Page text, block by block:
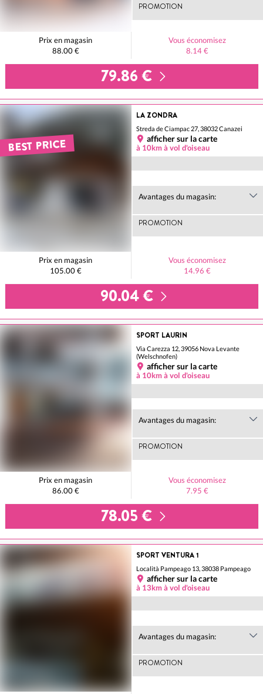
PROMOTION
Prix en magasin
88.00 €
Vous économisez
8.14 €
79.86 €
BEST PRICE
LA ZONDRA
Streda de Ciampac 27, 38032 Canazei
afficher sur la carte
à 10km à vol d'oiseau
Avantages du magasin:
PROMOTION
Prix en magasin
105.00 €
Vous économisez
14.96 €
90.04 €
SPORT LAURIN
Via Carezza 12, 39056 Nova Levante
(Welschnofen)
afficher sur la carte
à 10km à vol d'oiseau
Avantages du magasin:
PROMOTION
Prix en magasin
86.00 €
Vous économisez
7.95 €
78.05 €
SPORT VENTURA 1
Località Pampeago 13, 38038 Pampeago
afficher sur la carte
à 13km à vol d'oiseau
Avantages du magasin:
PROMOTION